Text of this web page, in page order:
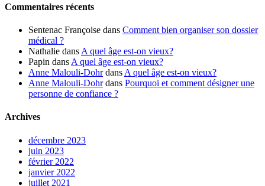
Commentaires récents
Sentenac Françoise dans Comment bien organiser son dossier
médical ?
Nathalie dans A quel âge est-on vieux?
Papin dans A quel âge est-on vieux?
Anne Malouli-Dohrdans A quel âge est-on vieux?
Anne Malouli-Dohrdans Pourquoi et comment désigner une
personne de confiance ?
Archives
décembre 2023
juin 2023
février 2022
janvier 2022
juillet 2021